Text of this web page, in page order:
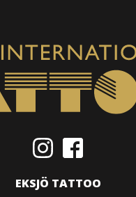
EKSJÖ TATTOO